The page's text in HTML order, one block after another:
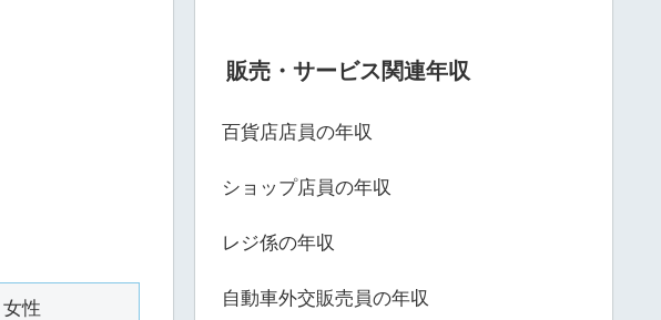
女性
販売・サービス関連年収
百貨店店員の年収
ショップ店員の年収
レジ係の年収
自動車外交販売員の年収